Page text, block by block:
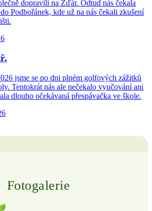
dopravili na Žďár. Odtud nás čekala
Podbořánek, kde už na nás čekali zkušení
jsme se po dni plném golfových zážitků
Tentokrát nás ale nečekalo vyučování ani
dlouho očekávaná přespávačka ve škole.
Fotogalerie